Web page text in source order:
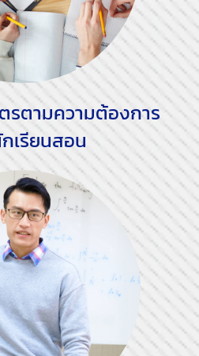
ตามความต้องการ
เรียนสอน